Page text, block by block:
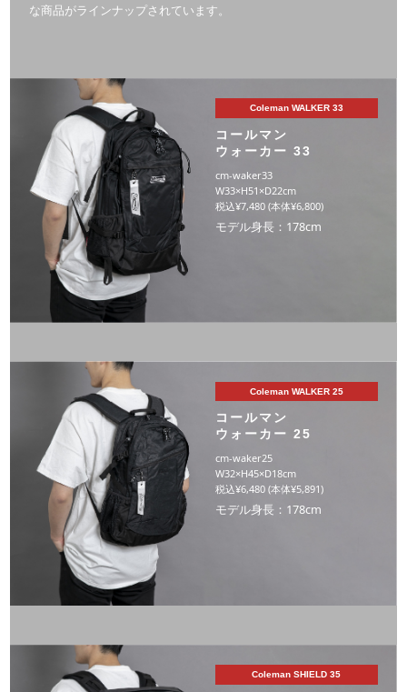
な商品がラインナップされています。
Coleman WALKER 33
コールマン
ウォーカー 33
cm-waker33
W33×H51×D22cm
税込¥7,480 (本体¥6,800)
モデル身長：178cm
Coleman WALKER 25
コールマン
ウォーカー 25
cm-waker25
W32×H45×D18cm
税込¥6,480 (本体¥5,891)
モデル身長：178cm
Coleman SHIELD 35